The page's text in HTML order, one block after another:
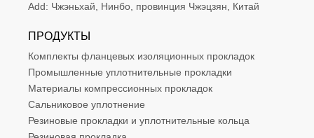
Add: Чжэньхай, Нинбо, провинция Чжэцзян, Китай
ПРОДУКТЫ
Комплекты фланцевых изоляционных прокладок
Промышленные уплотнительные прокладки
Материалы компрессионных прокладок
Сальниковое уплотнение
Резиновые прокладки и уплотнительные кольца